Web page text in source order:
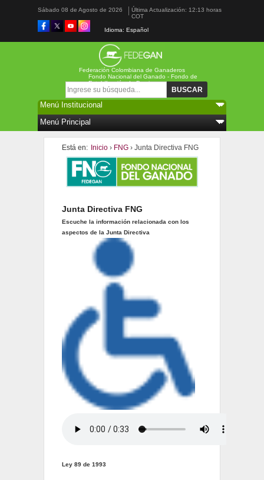
Sábado 08 de Agosto de 2026
Última Actualización: 12:13 horas
COT
Idioma: Español
Federación Colombiana de Ganaderos
Formulario de búsqueda
Fondo Nacional del Ganado - Fondo de
Estabilización de Precios
Está en: Inicio› FNG› Junta Directiva FNG
Junta Directiva FNG
Escuche la información relacionada con los
aspectos de la Junta Directiva
Ley 89 de 1993